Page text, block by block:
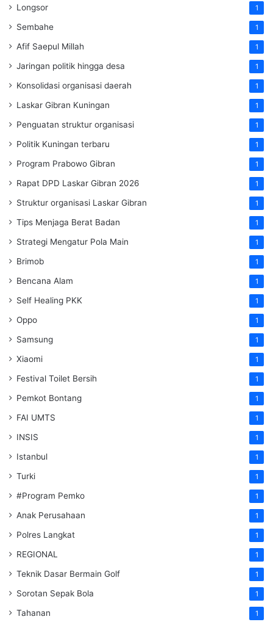
Longsor 1
Sembahe 1
Afif Saepul Millah 1
Jaringan politik hingga desa 1
Konsolidasi organisasi daerah 1
Laskar Gibran Kuningan 1
Penguatan struktur organisasi 1
Politik Kuningan terbaru 1
Program Prabowo Gibran 1
Rapat DPD Laskar Gibran 2026 1
Struktur organisasi Laskar Gibran 1
Tips Menjaga Berat Badan 1
Strategi Mengatur Pola Main 1
Brimob 1
Bencana Alam 1
Self Healing PKK 1
Oppo 1
Samsung 1
Xiaomi 1
Festival Toilet Bersih 1
Pemkot Bontang 1
FAI UMTS 1
INSIS 1
Istanbul 1
Turki 1
#Program Pemko 1
Anak Perusahaan 1
Polres Langkat 1
REGIONAL 1
Teknik Dasar Bermain Golf 1
Sorotan Sepak Bola 1
Tahanan 1